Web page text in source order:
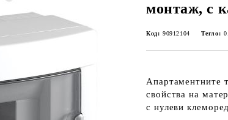
монтаж, с
Код: 90912104 Тегло:
Апартаментните
свойства на
с нулеви